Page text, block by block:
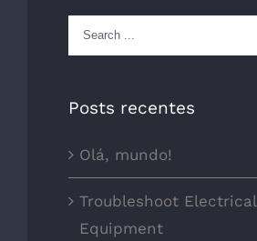
Search
for:
Posts recentes
Olá, mundo!
Troubleshoot Electrical
Equipment